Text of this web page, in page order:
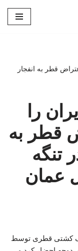
قطر به انفجار
را
قطر به
تنگه
عمان
کشتی قطری توسط